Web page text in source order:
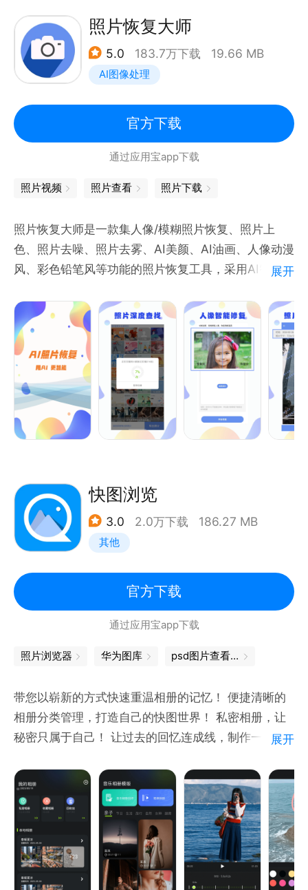
层，对文字、贴纸、图片等元素进行独立编辑，满足海
报设计、图片创作、宣传物料制作等多种场景，让图片
编辑更加灵活高效。
【文字修改】
支持图片文字修改，可添加、删除、替换图片中的文字
内容，并自由调整字体、颜色、大小、透明度和位置，
种图片编辑需求。
【长图拼接】
支持将多张图片快速拼接成长图，适用于聊天记录、网
页截图、学习笔记、旅游记录、商品展示等多种场景。
【视频提取】
支持从视频中快速提取视频内容，可轻松获取视频画面
素材，为图片编辑、修图创作和内容分享提供更多素材
选择。
【视频抽帧】
P图、调色等编辑操作。
=图像处理=
提供专业PS级图片处理能力，让图片编辑、修图、P图
更加简单高效。
【去水印】
采用智能AI擦除技术，可快速去除图片中的文字、水
印、杂物及多余内容，支持图片去水印、文字去除、自
【智能AI抠图】
支持人物、动物、商品、图章等多种主体智能识别，一
键完成发丝级抠图，并可自由更换背景，轻松制作头
像、证件照、商品图、宣传海报等图片。
【老照片修复】
采用AI照片修复技术，支持老照片修复、黑白照片上
色、模糊照片增强、图片清晰度提升，还原照片细节，
让珍贵回忆更加清晰自然。
打。
【图片翻译】
超强的图片翻译引擎、拍照即翻、外文网页、文件浏览
阅读无障碍。
图片快速识别，生成Word文档，减少中间步骤，提高
工作效率。
自由的裁切、旋转、镜像图片，制作证件照、头像、背
超多超好用的风格滤镜库：二次元、漫画、少女、热
血、小清新、暗黑、科技、复古......等众多风格滤镜，
一瞬之间提高作品格调！
【贴纸文字】
各式的图片贴纸和个性文字添加模板，有趣的贴纸加上
个性文字，制作各类恶搞图、心情、封面等图片不再
难！
【照片涂鸦】
快速、准确的照片涂鸦，展现创意。
照片恢复大师
5.0 183.7万下载 19.66 MB
AI图像处理
官方下载
通过应用宝app下载
照片视频 照片查看 照片下载
照片恢复大师是一款集人像/模糊照片恢复、照片上
色、照片去噪、照片去雾、AI美颜、AI油画、人像动漫
风、彩色铅笔风等功能的照片恢复工具，采用AI智能在
【模糊照片恢复】
模糊照片一键智能修复，使得画质更清晰，基于照片模
糊进行智能单点修复，能在一定基础上更加还原原图质
感；
【人像恢复】
【黑白上色】
一键智能上色，使黑白图像变得鲜活，家里老照片都可
以使用此功能进行扫描上色，还原照片本来面目；
【风格转换】
软件目前提供彩色铅笔画、奇异油画风和人像动漫风的
风格选择，更有个性；
展开
快图浏览
3.0 2.0万下载 186.27 MB
其他
官方下载
通过应用宝app下载
照片浏览器 华为图库 psd图片查看器
带您以崭新的方式快速重温相册的记忆！ 便捷清晰的
相册分类管理，打造自己的快图世界！ 私密相册，让
秘密只属于自己！ 让过去的回忆连成线，制作一款属
力，实现您的无限脑洞和趣味创意！
展开